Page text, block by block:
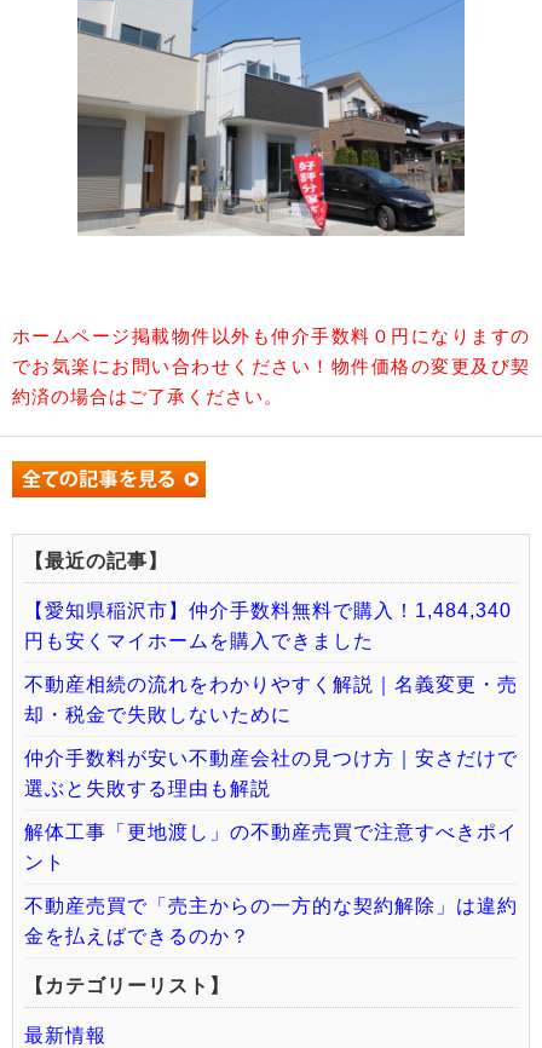
ホームページ掲載物件以外も仲介手数料０円になりますの
でお気楽にお問い合わせください！物件価格の変更及び契
約済の場合はご了承ください。
【最近の記事】
【愛知県稲沢市】仲介手数料無料で購入！1,484,340
円も安くマイホームを購入できました
不動産相続の流れをわかりやすく解説｜名義変更・売
却・税金で失敗しないために
仲介手数料が安い不動産会社の見つけ方｜安さだけで
選ぶと失敗する理由も解説
解体工事「更地渡し」の不動産売買で注意すべきポイ
ント
不動産売買で「売主からの一方的な契約解除」は違約
金を払えばできるのか？
【カテゴリーリスト】
最新情報